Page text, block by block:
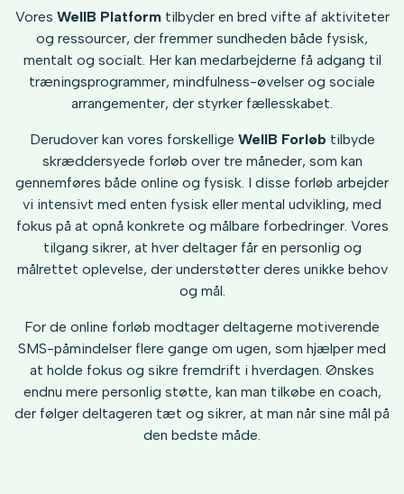
Vores WellB Platformtilbyder en bred vifte af aktiviteter
og ressourcer, der fremmer sundheden både fysisk,
mentalt og socialt. Her kan medarbejderne få adgang til
træningsprogrammer, mindfulness-øvelser og sociale
arrangementer, der styrker fællesskabet.
Derudover kan vores forskellige WellB Forløb tilbyde
skræddersyede forløb over tre måneder, som kan
gennemføres både online og fysisk. I disse forløb arbejder
vi intensivt med enten fysisk eller mental udvikling, med
fokus på at opnå konkrete og målbare forbedringer. Vores
tilgang sikrer, at hver deltager får en personlig og
målrettet oplevelse, der understøtter deres unikke behov
og mål.
For de online forløb modtager deltagerne motiverende
SMS-påmindelser flere gange om ugen, som hjælper med
at holde fokus og sikre fremdrift i hverdagen. Ønskes
endnu mere personlig støtte, kan man tilkøbe en coach,
der følger deltageren tæt og sikrer, at man når sine mål på
den bedste måde.